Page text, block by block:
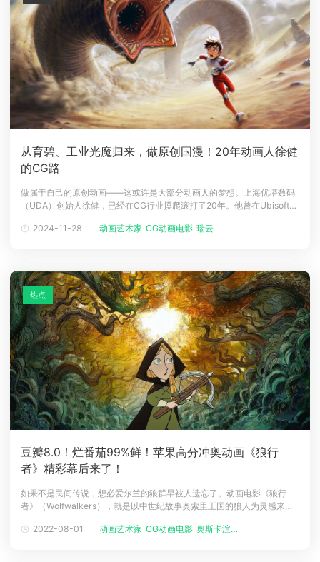
从育碧、工业光魔归来，做原创国漫！20年动画人徐健
的CG路
做属于自己的原创动画——这或许是大部分动画人的梦想。上海优塔数码
（UDA）创始人徐健，已经在CG行业摸爬滚打了20年。他曾在Ubisoft育
心，他说，“在游戏（发展得）最好的时候，我还是在考虑做动画。”和千
2024-11-28 动画艺术家 CG动画电影 瑞云
豆瓣8.0！烂番茄99%鲜！苹果高分冲奥动画《狼行
者》精彩幕后来了！
如果不是民间传说，想必爱尔兰的狼群早被人遗忘了。动画电影《狼行
者》（Wolfwalkers），就是以中世纪故事奥索里王国的狼人为灵感来
国际电影节首映作品，于2020年12月11日在流媒体平台Apple TV+上线，
2022-08-01 动画艺术家 CG动画电影 奥斯卡渲染资...
热点